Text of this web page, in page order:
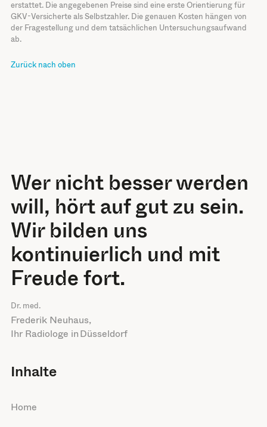
erstattet. Die angegebenen Preise sind eine erste Orientierung für
GKV-Versicherte als Selbstzahler. Die genauen Kosten hängen von
der Fragestellung und dem tatsächlichen Untersuchungsaufwand
ab.
Zurück nach oben
Wer nicht besser werden
will, hört auf gut zu sein.
Wir bilden uns
kontinuierlich und mit
Freude fort.
Dr. med.
Frederik Neuhaus,
Ihr Radiologe inDüsseldorf
Inhalte
Home